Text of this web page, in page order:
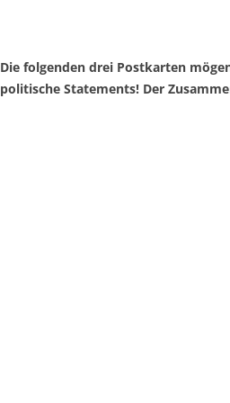
Die folgenden drei Postkarten
politische Statements! Der